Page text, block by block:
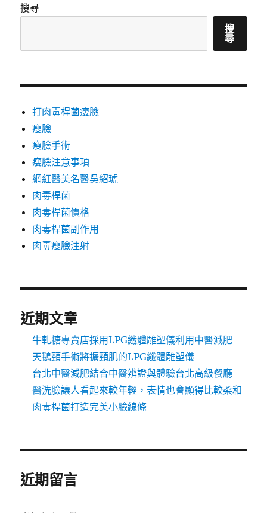
搜尋
搜
尋
打肉毒桿菌瘦臉
瘦臉
瘦臉手術
瘦臉注意事項
網紅醫美名醫吳紹琥
肉毒桿菌
肉毒桿菌價格
肉毒桿菌副作用
肉毒瘦臉注射
近期文章
牛軋糖專賣店採用LPG纖體雕塑儀利用中醫減肥
天鵝頸手術將擴頸肌的LPG纖體雕塑儀
台北中醫減肥結合中醫辨證與體驗台北高級餐廳
醫洗臉讓人看起來較年輕，表情也會顯得比較柔和
肉毒桿菌打造完美小臉線條
近期留言